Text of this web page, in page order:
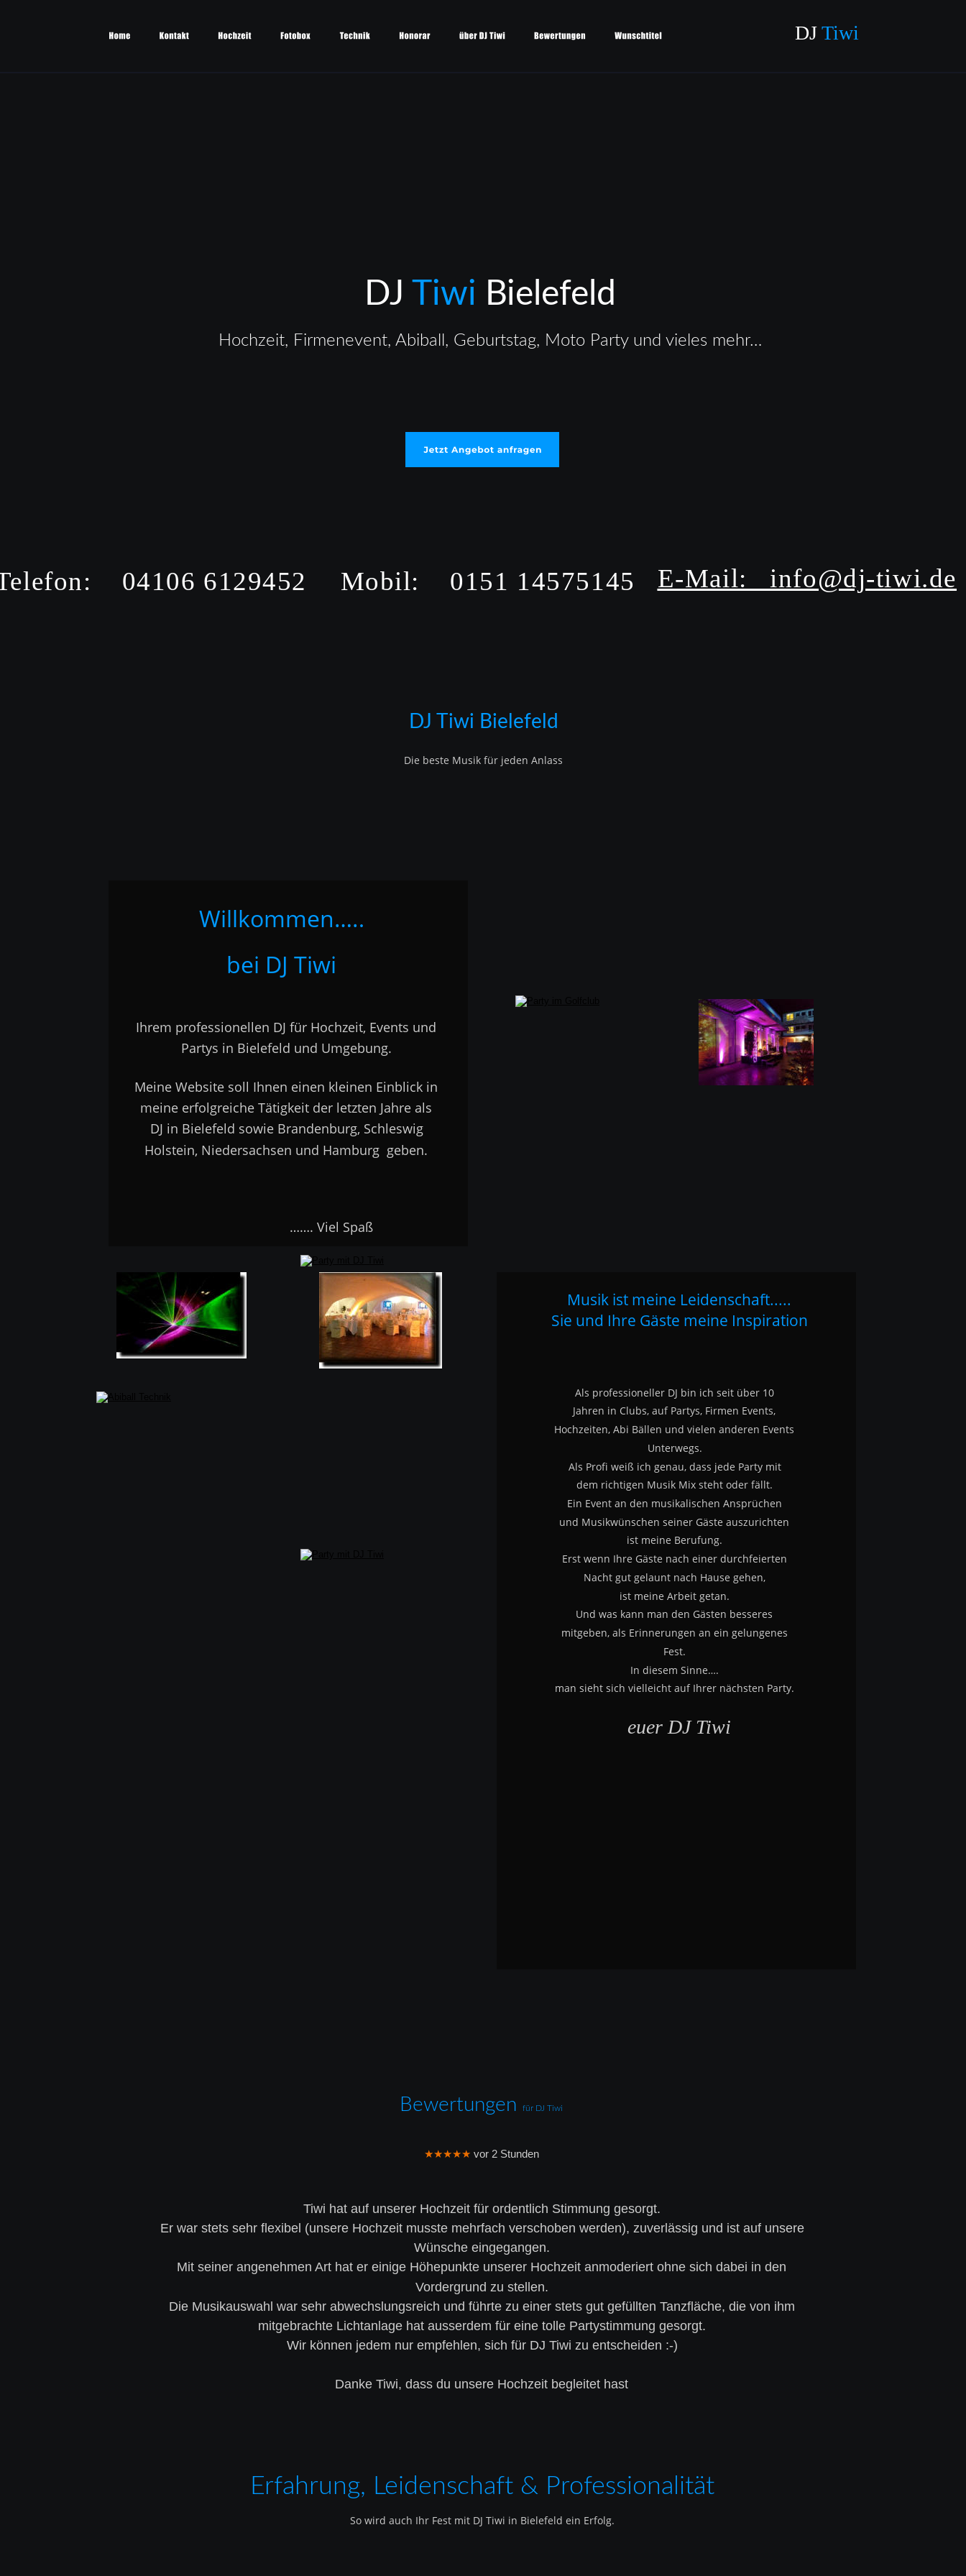
DJ Tiwi Bielefeld
Hochzeit, Firmenevent, Abiball, Geburtstag, Moto Party und vieles mehr…
DJ Tiwi Bielefeld
Die beste Musik für jeden Anlass
Erfahrung, Leidenschaft & Professionalität
So wird auch Ihr Fest mit DJ Tiwi in Bielefeld ein Erfolg.
DJ Tiwi
Ihrem professionellen DJ für Hochzeit, Events und
Partys in Bielefeld und Umgebung.
Meine Website soll Ihnen einen kleinen Einblick in
meine erfolgreiche Tätigkeit der letzten Jahre als
DJ in Bielefeld sowie Brandenburg, Schleswig
Holstein, Niedersachsen und Hamburg  geben.
                         ……. Viel Spaß
Als professioneller DJ bin ich seit über 10
Jahren in Clubs, auf Partys, Firmen Events,
Hochzeiten, Abi Bällen und vielen anderen Events
Unterwegs.
Als Profi weiß ich genau, dass jede Party mit
dem richtigen Musik Mix steht oder fällt.
Ein Event an den musikalischen Ansprüchen
und Musikwünschen seiner Gäste auszurichten
ist meine Berufung.
Erst wenn Ihre Gäste nach einer durchfeierten
Nacht gut gelaunt nach Hause gehen,
ist meine Arbeit getan.
Und was kann man den Gästen besseres
mitgeben, als Erinnerungen an ein gelungenes
Fest.
In diesem Sinne….
man sieht sich vielleicht auf Ihrer nächsten Party.
Willkommen…..
bei DJ Tiwi
Musik ist meine Leidenschaft.....
Sie und Ihre Gäste meine Inspiration
04106 6129452 Mobil:    0151 14575145 E-Mail:   info@dj-tiwi.de
euer DJ Tiwi
Bewertungen für DJ Tiwi
★★★★★ vor 2 Stunden
Tiwi hat auf unserer Hochzeit für ordentlich Stimmung gesorgt.
Er war stets sehr flexibel (unsere Hochzeit musste mehrfach verschoben werden), zuverlässig und ist auf unsere
Wünsche eingegangen.
Mit seiner angenehmen Art hat er einige Höhepunkte unserer Hochzeit anmoderiert ohne sich dabei in den
Vordergrund zu stellen.
Die Musikauswahl war sehr abwechslungsreich und führte zu einer stets gut gefüllten Tanzfläche, die von ihm
mitgebrachte Lichtanlage hat ausserdem für eine tolle Partystimmung gesorgt.
Wir können jedem nur empfehlen, sich für DJ Tiwi zu entscheiden :-)
Danke Tiwi, dass du unsere Hochzeit begleitet hast